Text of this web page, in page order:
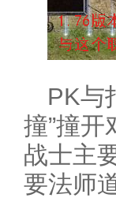
PK与
撞”撞开
战士主
要法师